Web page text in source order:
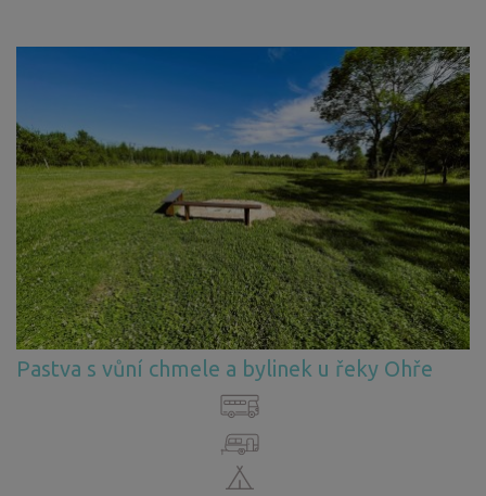
Pastva s vůní chmele a bylinek u řeky Ohře